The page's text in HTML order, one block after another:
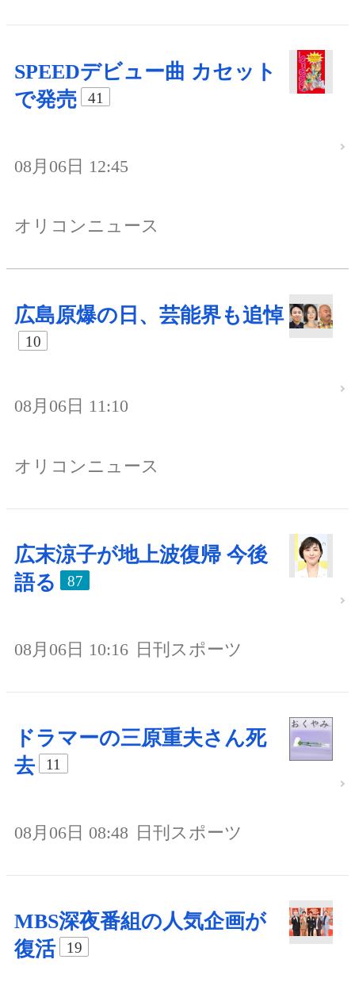
SPEEDデビュー曲 カセット
で発売
41
08月06日 12:45
オリコンニュース
広島原爆の日、芸能界も追悼
10
08月06日 11:10
オリコンニュース
広末涼子が地上波復帰 今後
語る
87
08月06日 10:16 日刊スポーツ
ドラマーの三原重夫さん死
去
11
08月06日 08:48 日刊スポーツ
MBS深夜番組の人気企画が
復活
19